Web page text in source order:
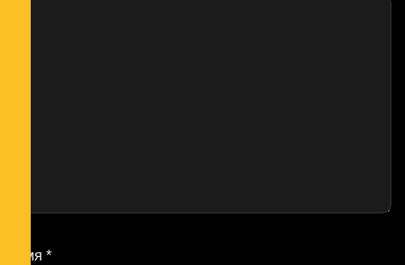
Имя *